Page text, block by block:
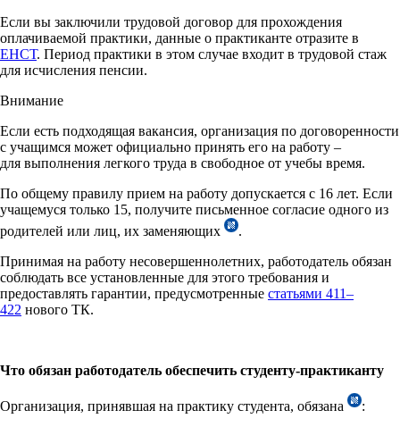
Если вы заключили трудовой договор для прохождения
оплачиваемой практики, данные о практиканте отразите в
ЕНСТ. Период практики в этом случае входит в трудовой стаж
для исчисления пенсии.
Внимание
Если есть подходящая вакансия, организация по договоренности
с учащимся может официально принять его на работу –
для выполнения легкого труда в свободное от учебы время.
По общему правилу прием на работу допускается с 16 лет. Если
учащемуся только 15, получите письменное согласие одного из
родителей или лиц, их заменяющих
.
Принимая на работу несовершеннолетних, работодатель обязан
соблюдать все установленные для этого требования и
предоставлять гарантии, предусмотренные статьями 411–
422 нового ТК.
Что обязан работодатель обеспечить студенту-практиканту
Организация, принявшая на практику студента, обязана
: